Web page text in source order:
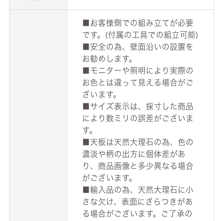
■お客様側での組み立てが必要
です。(付属の工具での組立可能)
■安全の為、壁面沿いの設置を
お勧めします。
■モニターや照明により実際の
お色とは違って見える場合がご
ざいます。
■サイズ表示は、採寸した商品
により数ミリの誤差がございま
す。
■天板は天然大理石の為、色の
濃淡や柄の出方に個体差があ
り、商品画像と多少異なる場合
がございます。
■輸入品の為、天然大理石に小
さな欠け、表面にざらつきがあ
る場合がございます。ご了承の